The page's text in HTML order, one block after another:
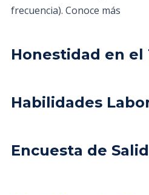
frecuencia). Conoce más
Honestidad en el
Habilidades
Encuesta de